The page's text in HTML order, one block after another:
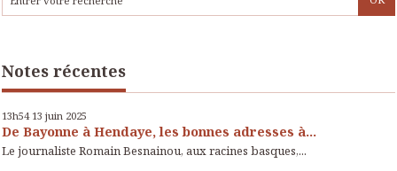
Notes récentes
13h54 13 juin 2025
De Bayonne à Hendaye, les bonnes adresses à...
Le journaliste Romain Besnainou, aux racines basques,...